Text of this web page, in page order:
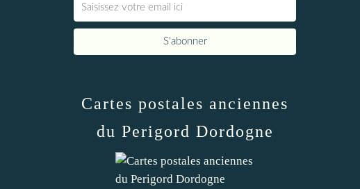
Cartes postales anciennes
du Perigord Dordogne